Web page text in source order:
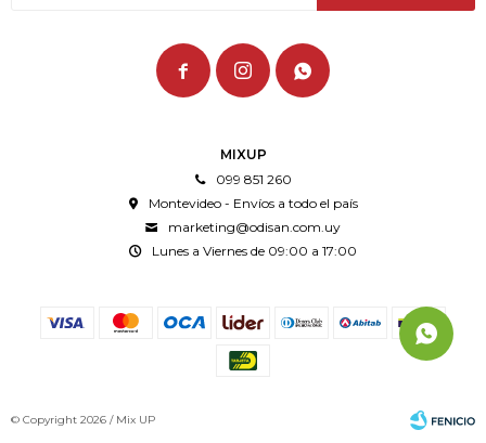
MIXUP
099 851 260
Montevideo - Envíos a todo el país
marketing@odisan.com.uy
Lunes a Viernes de 09:00 a 17:00
  
© Copyright 2026 / Mix UP